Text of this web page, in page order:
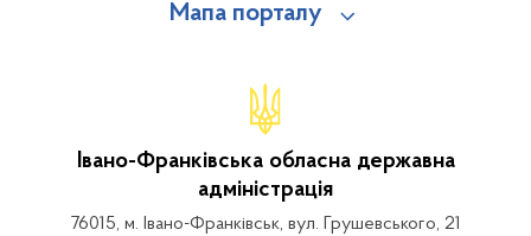
Мапа порталу
Івано-Франківська обласна державна
адміністрація
76015, м. Івано-Франківськ, вул. Грушевського, 21